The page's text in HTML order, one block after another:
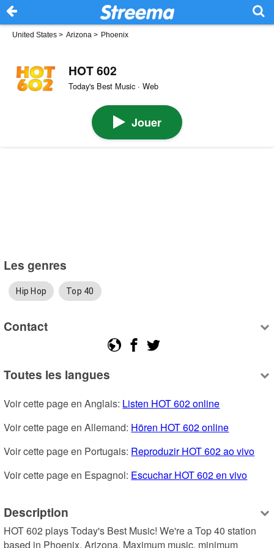
United States > Arizona > Phoenix
HOT 602
Today's Best Music · Web
Jouer
Les genres
Hip Hop Top 40
Contact
Toutes les langues
Voir cette page en Anglais: Listen HOT 602 online
Voir cette page en Allemand: Hören HOT 602 online
Voir cette page en Portugais: Reproduzir HOT 602 ao vivo
Voir cette page en Espagnol: Escuchar HOT 602 en vivo
Description
HOT 602 plays Today's Best Music! We're a Top 40 station
based in Phoenix, Arizona. Maximum music, minimum